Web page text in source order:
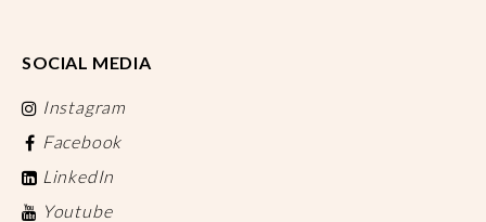
SOCIAL MEDIA
Instagram
Facebook
LinkedIn
Youtube